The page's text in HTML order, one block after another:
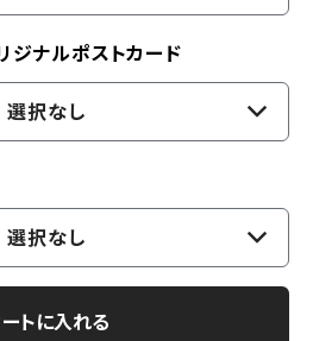
ジナルポストカード
選択なし
選択なし
トに入れる